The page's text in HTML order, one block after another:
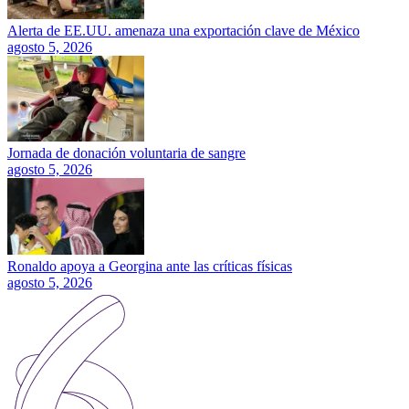
Alerta de EE.UU. amenaza una exportación clave de México
agosto 5, 2026
Jornada de donación voluntaria de sangre
agosto 5, 2026
Ronaldo apoya a Georgina ante las críticas físicas
agosto 5, 2026